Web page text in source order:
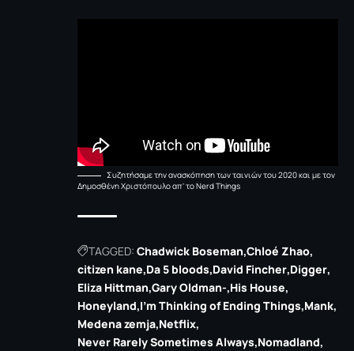
Συζητήσαμε την ανασκόπηση των ταινιών του 2020 και με τον
Δημοσθένη Χριστόπουλο απ’ το Nerd Things
TAGGED: Chadwick Boseman Chloé Zhao
citizen kane Da 5 bloods David Fincher Digger
Eliza Hittman Gary Oldman- His House
Honeyland I'm Thinking of Ending Things Mank
Medena zemja Netflix
Never Rarely Sometimes Always Nomadland